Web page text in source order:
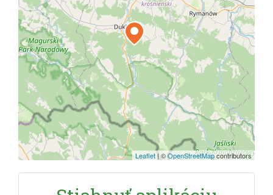
Leaflet | ©OpenStreetMapcontributors